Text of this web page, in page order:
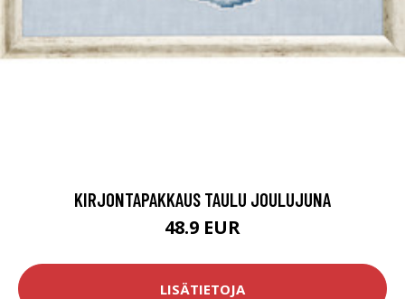
KIRJONTAPAKKAUS TAULU JOULUJUNA
48.9 EUR
LISÄTIETOJA